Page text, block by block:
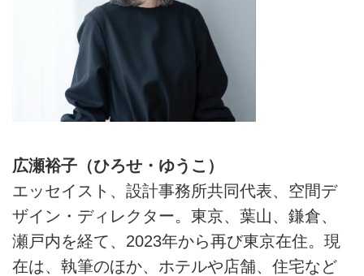
広瀬裕子（ひろせ・ゆうこ）
エッセイスト、設計事務所共同代表、空間デ
ザイン・ディレクター。東京、葉山、鎌倉、
瀬戸内を経て、2023年から再び東京在住。現
在は、執筆のほか、ホテルや店舗、住宅など